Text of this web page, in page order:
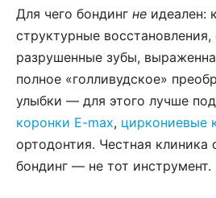
Для чего бондинг не идеален:
структурные восстановления,
разрушенные зубы,
полное «голливудское»
улыбки — для этого лучше
коронки E-max, циркониевые
ортодонтия. Честная клиника
бондинг — не тот инструмент.